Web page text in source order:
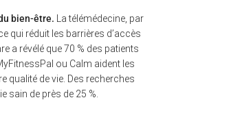
bien-être. La télémédecine, par
qui réduit les barrières d’accès
a révélé que 70 % des patients
ou Calm aident les
qualité de vie. Des recherches
sain de près de 25 %.